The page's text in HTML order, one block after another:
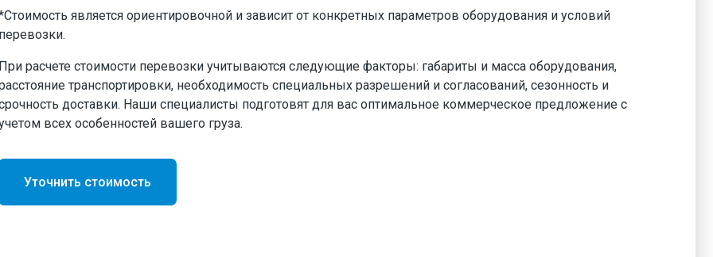
является ориентировочной и зависит от конкретных параметров оборудования и условий
перевозки.
При расчете стоимости перевозки учитываются следующие факторы: габариты и масса оборудования,
транспортировки, необходимость специальных разрешений и согласований, сезонность и
доставки. Наши специалисты подготовят для вас оптимальное коммерческое предложение с
всех особенностей вашего груза.
Уточнить стоимость